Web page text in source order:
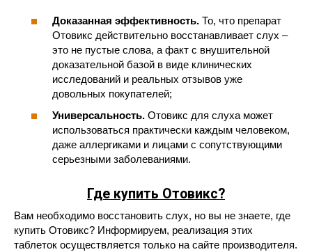
Доказанная эффективность. То, что препарат
Отовикс действительно восстанавливает слух –
это не пустые слова, а факт с внушительной
доказательной базой в виде клинических
исследований и реальных отзывов уже
довольных покупателей;
Универсальность. Отовикс для слуха может
использоваться практически каждым человеком,
даже аллергиками и лицами с сопутствующими
серьезными заболеваниями.
Где купить Отовикс?
Вам необходимо восстановить слух, но вы не знаете, где
купить Отовикс? Информируем, реализация этих
таблеток осуществляется только на сайте производителя.